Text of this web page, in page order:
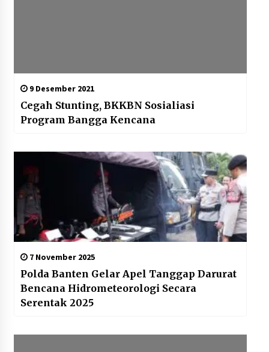
9 Desember 2021
Cegah Stunting, BKKBN Sosialiasi
Program Bangga Kencana
7 November 2025
Polda Banten Gelar Apel Tanggap Darurat
Bencana Hidrometeorologi Secara
Serentak 2025